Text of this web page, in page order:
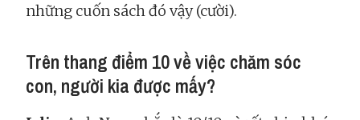
những cuốn sách đó vậy (cười).
Trên thang điểm 10 về việc chăm sóc
con, người kia được mấy?